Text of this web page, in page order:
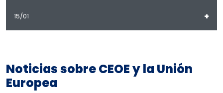
15/01 +
Noticias sobre CEOE y la Unión
Europea